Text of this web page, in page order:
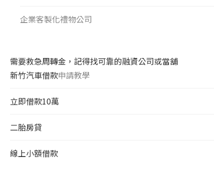
企業客製化禮物公司
需要救急周轉金，記得找可靠的融資公司或當舖
新竹汽車借款申請教學
立即借款10萬
二胎房貸
線上小額借款